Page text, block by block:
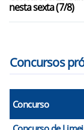
Iracemápolis/SP
nesta sexta (7/8)
Concursos
Concurso